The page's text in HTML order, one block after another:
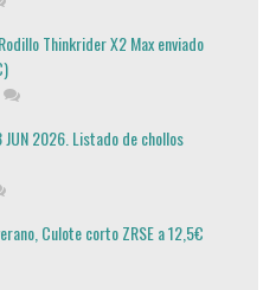
Thinkrider X2 Max enviado
2026. Listado de chollos
Culote corto ZRSE a 12,5€